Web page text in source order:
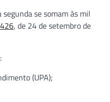
se somam às mil
, de 24 de setembro de
(UPA);